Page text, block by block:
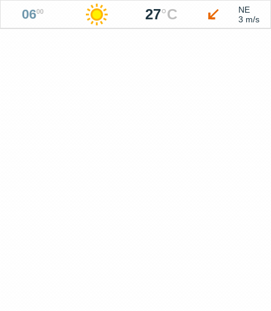
0600 27°C
NE
3 m/s